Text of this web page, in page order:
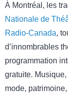
À Montréal, les
Nationale de
Radio-Canada,
d’innombrables
programmation
gratuite.
mode,